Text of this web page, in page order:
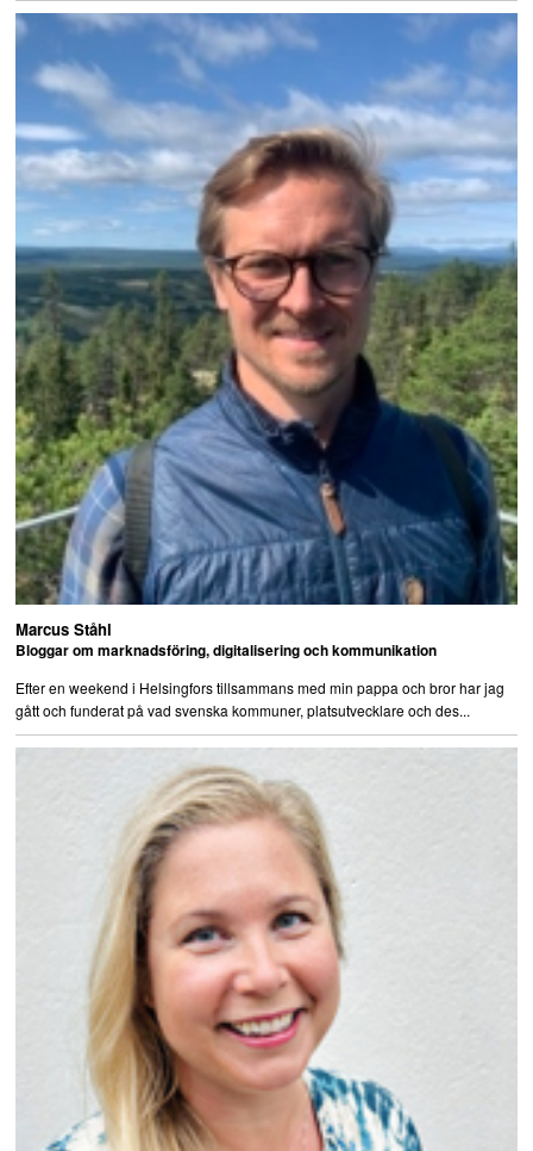
Marcus Ståhl
Bloggar om marknadsföring, digitalisering och kommunikation
Efter en weekend i Helsingfors tillsammans med min pappa och bror har jag
gått och funderat på vad svenska kommuner, platsutvecklare och des...